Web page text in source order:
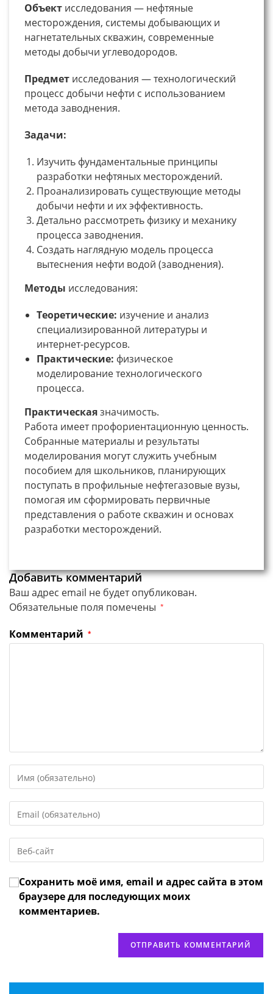
Объект исследования — нефтяные
месторождения, системы добывающих и
нагнетательных скважин, современные
методы добычи углеводородов.
Предмет исследования — технологический
процесс добычи нефти с использованием
метода заводнения.
Задачи:
Изучить фундаментальные принципы
разработки нефтяных месторождений.
Проанализировать существующие методы
добычи нефти и их эффективность.
Детально рассмотреть физику и механику
процесса заводнения.
Создать наглядную модель процесса
вытеснения нефти водой (заводнения).
Методы исследования:
Теоретические: изучение и анализ
специализированной литературы и
интернет-ресурсов.
Практические: физическое
моделирование технологического
процесса.
Практическаязначимость.
Работа имеет профориентационную ценность.
Собранные материалы и результаты
моделирования могут служить учебным
пособием для школьников, планирующих
поступать в профильные нефтегазовые вузы,
помогая им сформировать первичные
представления о работе скважин и основах
разработки месторождений.
Добавить комментарий
Ваш адрес email не будет опубликован.
Обязательные поля помечены *
Комментарий *
свое
или
имя
чтобы
прокомментировать
свой
адрес,
чтобы
URL
веб-
сайта
(необязательно)
Сохранить моё имя, email и адрес сайта в этом
браузере для последующих моих
комментариев.